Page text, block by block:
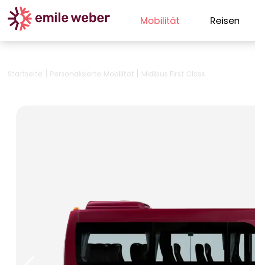
Mobilität Reisen
Startseite | Personalisierte Mobilität | Midibus First Class